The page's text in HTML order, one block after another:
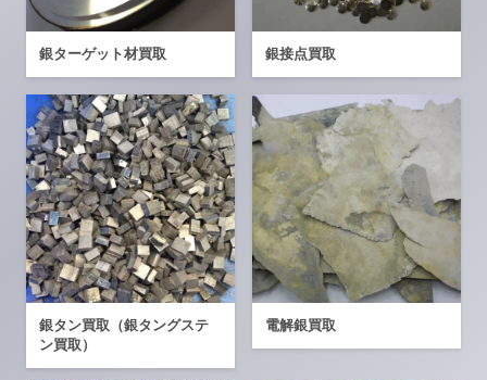
銀ターゲット材買取 銀接点買取
銀タン買取（銀タングステ
ン買取）
電解銀買取